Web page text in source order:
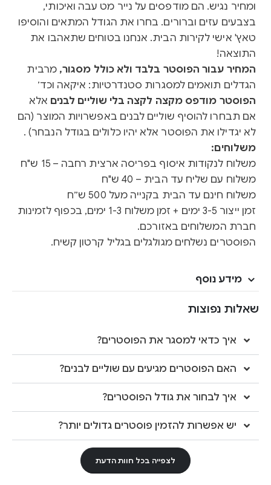
ומחיר נגיש. הם מודפסים על נייר מט עבה ואיכותי,
בצבעים עזים וברורים. בחרו את הגודל המתאים והוסיפו
טאץ' אישי לקירות הבית. אנחנו בטוחים שתאהבו את
התוצאה!
המחיר עבור הפוסטר בלבד ולא כולל מסגור, מרבית
הגדלים תואמים למסגרות סטנדרטיות: איקאה וכד׳
הפוסטר מודפס מקצה לקצה בלי שוליים לבנים אלא
אם תבחרו להוסיף שוליים לבנים באפשרויות המוצר (הם
לא יגדילו את הפוסטר אלא יהיו כלולים בגודל הנבחר) .
משלוחים:
משלוח לנקודות איסוף בפריסה ארצית רחבה – 15 ש"ח
משלוח עם שליח עד הבית – 40 ש"ח
משלוח חינם עד הבית בקנייה מעל 500 ש״ח
זמן ייצור 3-5 ימים + זמן משלוח 1-3 ימים, בכפוף לזמינות
חברת המשלוחים באזורכם.
הפוסטרים נשלחים מגולגלים בגליל קרטון קשיח.
מידע נוסף
שאלות נפוצות
איך כדאי למסגר את הפוסטרים?
האם הפוסטרים מגיעים עם שוליים לבנים?
איך לבחור את גודל הפוסטרים?
יש אפשרות להזמין פוסטרים גדולים יותר?
לצפייה בכל חוות הדעת